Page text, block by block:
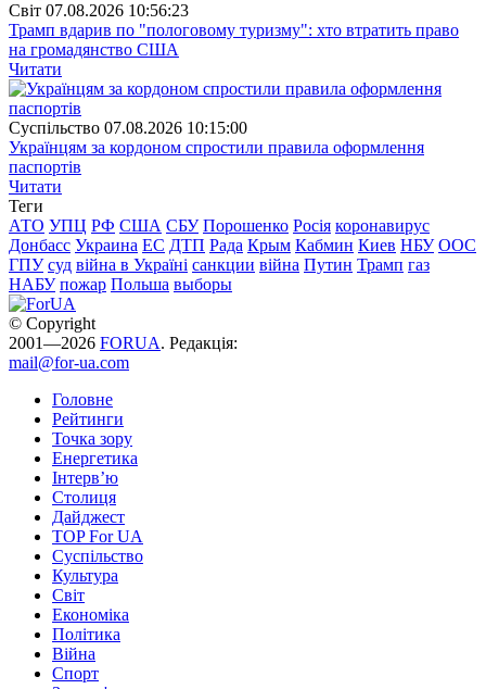
Свiт 07.08.2026 10:56:23
Трамп вдарив по "пологовому туризму": хто втратить право
на громадянство США
Читати
Суспiльство 07.08.2026 10:15:00
Українцям за кордоном спростили правила оформлення
паспортів
Читати
Теги
АТО УПЦ РФ США СБУ Порошенко Росія коронавирус
Донбасс Украина ЕС ДТП Рада Крым Кабмин Киев НБУ ООС
ГПУ суд війна в Україні санкции війна Путин Трамп газ
НАБУ пожар Польша выборы
© Copyright
2001—2026 FORUA. Редакція:
mail@for-ua.com
Головне
Рейтинги
Точка зору
Енергетика
Інтерв’ю
Столиця
Дайджест
TOP For UA
Суспiльство
Культура
Світ
Економіка
Політика
Війна
Спорт